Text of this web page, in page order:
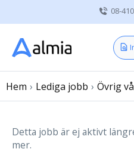
08-
Hem
Vårdgivare
Om oss
Hem › Lediga jobb › Övrig
Detta jobb är ej aktivt
mer.